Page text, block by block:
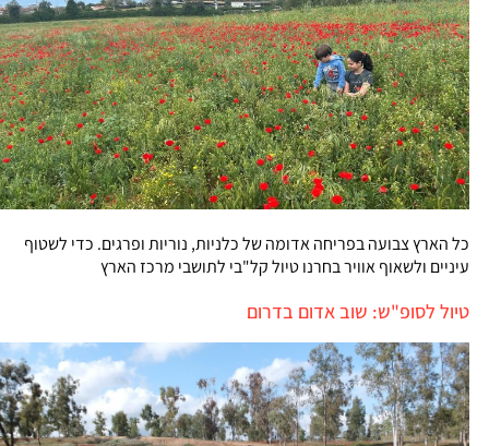
כל הארץ צבועה בפריחה אדומה של כלניות, נוריות ופרגים. כדי לשטוף
עיניים ולשאוף אוויר בחרנו טיול קל"בי לתושבי מרכז הארץ
טיול לסופ"ש: שוב אדום בדרום